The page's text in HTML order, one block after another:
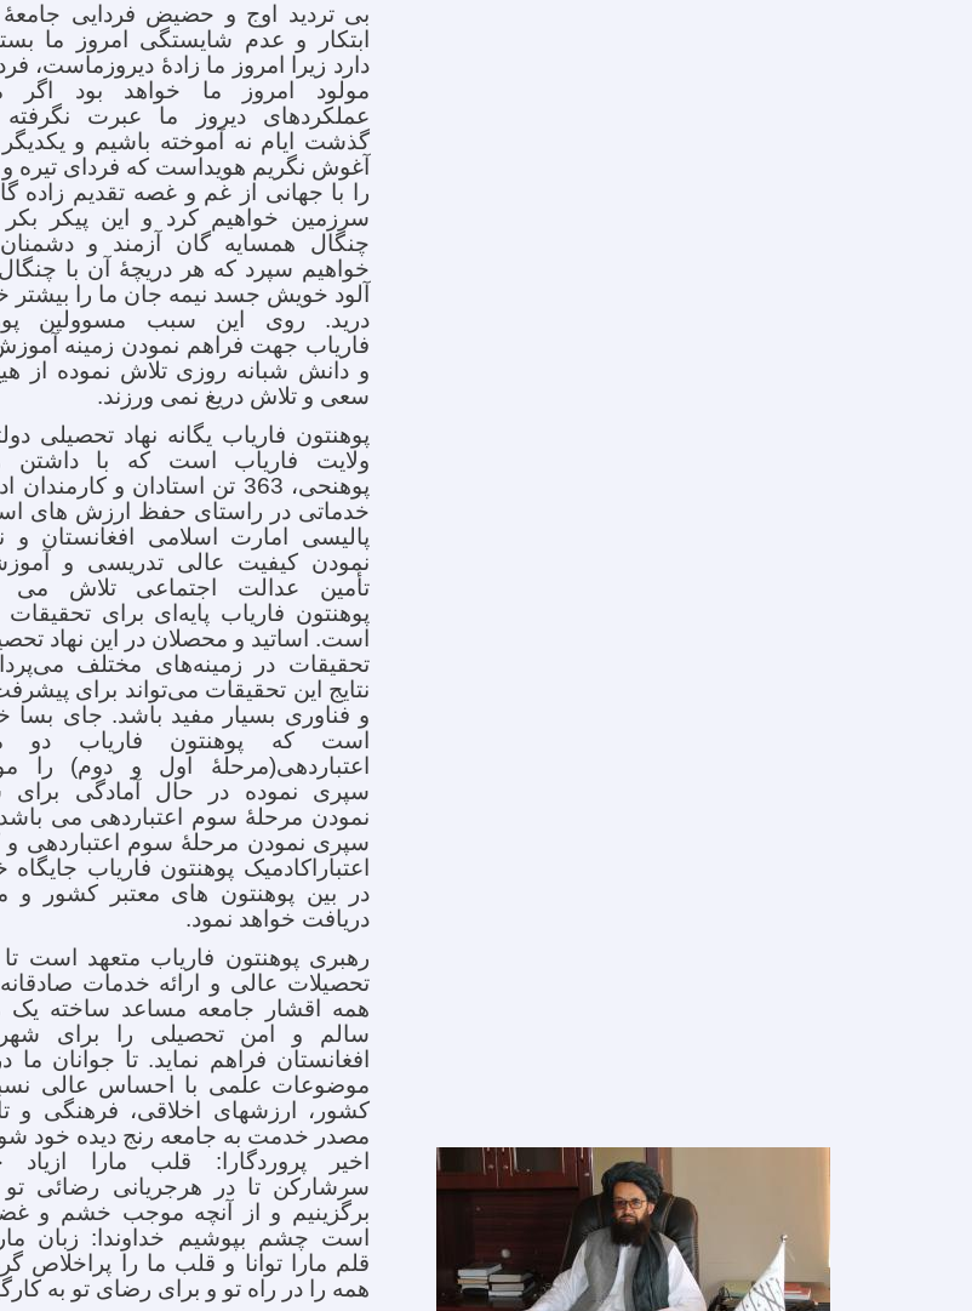
بی تردید اوج و حضیض فردایی جامعۀ
ابتکار و عدم شایستگی امروز ما
دارد زیرا امروز ما زادۀ دیروزماست،
مولود امروز ما خواهد بود اگر
عملکردهای دیروز ما عبرت
گذشت ایام نه آموخته باشیم و یکدیگر
آغوش نگریم هویداست که فردای تیره
را با جهانی از غم و غصه تقدیم زاده
سرزمین خواهیم کرد و این پیکر بکر
چنگال همسایه گان آزمند و
خواهیم سپرد که هر دریچۀ آن با
آلود خویش جسد نیمه جان ما را بیشتر
درید. روی این سبب مسوولین
فاریاب جهت فراهم نمودن زمینه
و دانش شبانه روزی تلاش نموده از
سعی و تلاش دریغ نمی ورزند.
پوهنتون فاریاب یگانه نهاد تحصیلی
ولایت فاریاب است که با
پوهنحی، 363 تن استادان و
خدماتی در راستای حفظ ارزش های
پالیسی امارت اسلامی افغانستان و
نمودن کیفیت عالی تدریسی و
تأمین عدالت اجتماعی تلاش می
پوهنتون فاریاب پایه‌ای برای
است. اساتید و محصلان در این نهاد
تحقیقات در زمینه‌های مختلف
نتایج این تحقیقات می‌تواند برای
و فناوری بسیار مفید باشد. جای
است که پوهنتون فاریاب دو
اعتباردهی(مرحلۀ اول و دوم) را
سپری نموده در حال آمادگی برای
نمودن مرحلۀ سوم اعتباردهی می باشد
سپری نمودن مرحلۀ سوم اعتباردهی
اعتباراکادمیک پوهنتون فاریاب جایگاه
در بین پوهنتون های معتبر کشور و
دریافت خواهد نمود.
رهبری پوهنتون فاریاب متعهد است تا
تحصیلات عالی و ارائه خدمات
همه اقشار جامعه مساعد ساخته یک
سالم و امن تحصیلی را برای
افغانستان فراهم نماید. تا جوانان ما
موضوعات علمی با احساس عالی
کشور، ارزشهای اخلاقی، فرهنگی و
مصدر خدمت به جامعه رنج دیده خود
اخیر پروردگارا: قلب مارا ازیاد
سرشارکن تا در هرجریانی رضائی
برگزینیم و از آنچه موجب خشم و
است چشم بپوشیم خداوندا: زبان
قلم مارا توانا و قلب ما را پراخلاص
همه را در راه تو و برای رضای تو به